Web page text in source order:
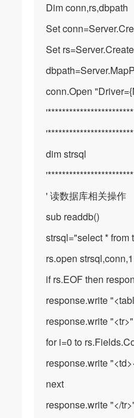
Dim conn,rs,dbpath
Set
Set
conn.Open
dim strsql
' 读数据库相关操作
sub readdb()
strsql="select * from
rs.open
if rs.EOF then
response.write
response.write "<tr>"
for i=0 to
response.write
next
response.write "</